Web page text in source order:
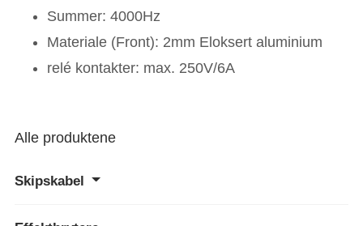
Summer: 4000Hz
Materiale (Front): 2mm Eloksert aluminium
relé kontakter: max. 250V/6A
Alle produktene
Skipskabel